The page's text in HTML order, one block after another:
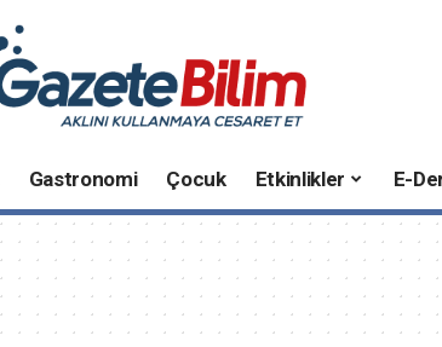
Gastronomi Çocuk Etkinlikler E-